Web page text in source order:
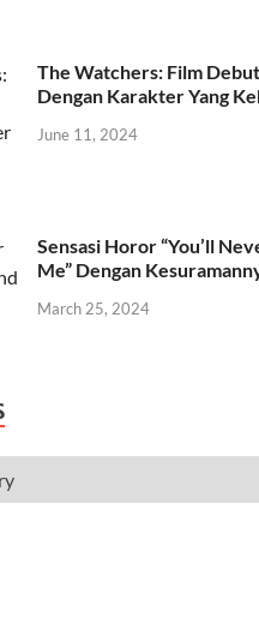
The Watchers: Film
Dengan Karakter Yang
June 11, 2024
Sensasi Horor “You’ll
Me” Dengan
March 25, 2024